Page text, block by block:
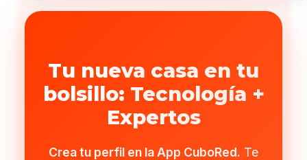
Tu nueva casa en tu
bolsillo: Tecnología +
Expertos
Crea tu perfil en la App CuboRed. Te